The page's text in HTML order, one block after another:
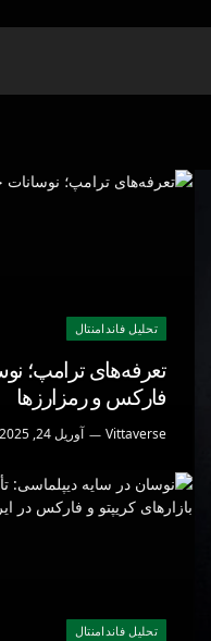
تحليل فاندامنتال
تعرفه‌های ترامپ؛
فارکس و رمزارزها
Vittaverse آوریل 24, 2025
تحليل فاندامنتال